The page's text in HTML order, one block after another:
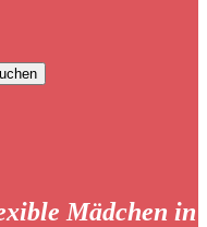
Mädchen in